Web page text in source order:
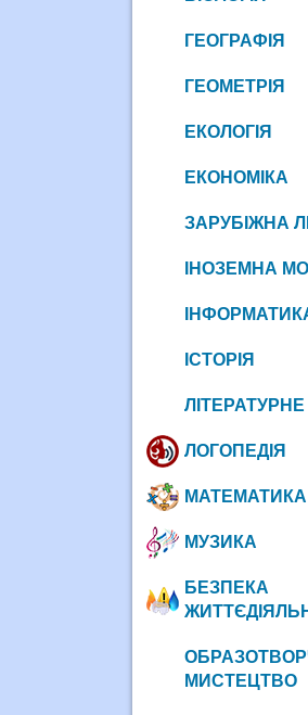
ГЕОГРАФІЯ
ГЕОМЕТРІЯ
ЕКОЛОГІЯ
ЕКОНОМІКА
ЗАРУБІЖНА
ІНОЗЕМНА
ІСТОРІЯ
ЛОГОПЕДІЯ
МАТЕМАТИКА
МУЗИКА
БЕЗПЕКА
МИСТЕЦТВО